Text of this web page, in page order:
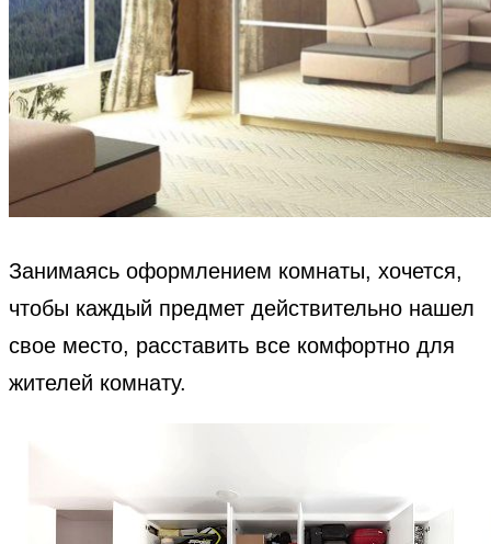
Занимаясь оформлением комнаты, хочется,
чтобы каждый предмет действительно нашел
свое место, расставить все комфортно для
жителей комнату.